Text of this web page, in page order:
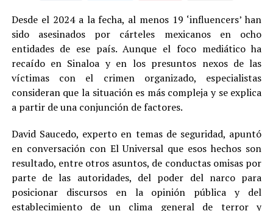
Desde el 2024 a la fecha, al menos 19 ‘influencers’ han
sido asesinados por cárteles mexicanos en ocho
entidades de ese país. Aunque el foco mediático ha
recaído en Sinaloa y en los presuntos nexos de las
víctimas con el crimen organizado, especialistas
consideran que la situación es más compleja y se explica
a partir de una conjunción de factores.
David Saucedo, experto en temas de seguridad, apuntó
en conversación con El Universal que esos hechos son
resultado, entre otros asuntos, de conductas omisas por
parte de las autoridades, del poder del narco para
posicionar discursos en la opinión pública y del
establecimiento de un clima general de terror y